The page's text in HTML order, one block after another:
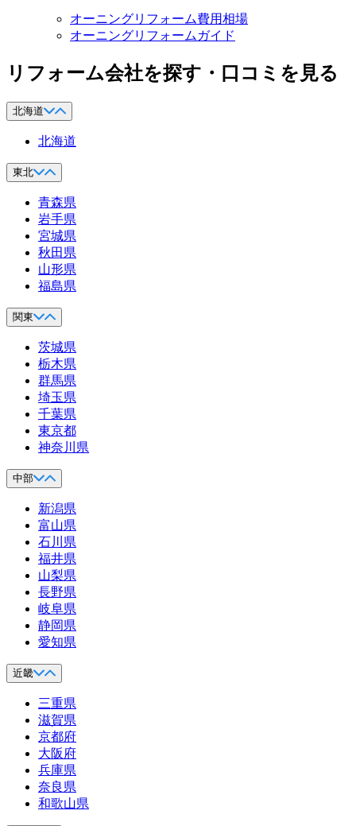
オーニングリフォーム費用相場
オーニングリフォームガイド
リフォーム会社を探す・口コミを見る
北海道
北海道
東北
青森県
岩手県
宮城県
秋田県
山形県
福島県
関東
茨城県
栃木県
群馬県
埼玉県
千葉県
東京都
神奈川県
中部
新潟県
富山県
石川県
福井県
山梨県
長野県
岐阜県
静岡県
愛知県
近畿
三重県
滋賀県
京都府
大阪府
兵庫県
奈良県
和歌山県